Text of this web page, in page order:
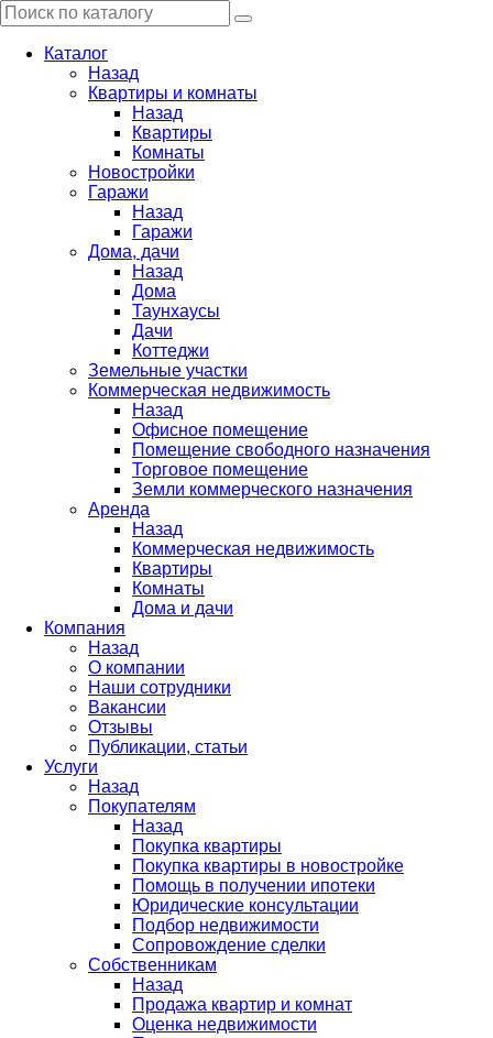
Каталог
Назад
Квартиры и комнаты
Назад
Квартиры
Комнаты
Новостройки
Гаражи
Назад
Гаражи
Дома, дачи
Назад
Дома
Таунхаусы
Дачи
Коттеджи
Земельные участки
Коммерческая недвижимость
Назад
Офисное помещение
Помещение свободного назначения
Торговое помещение
Земли коммерческого назначения
Аренда
Назад
Коммерческая недвижимость
Квартиры
Комнаты
Дома и дачи
Компания
Назад
О компании
Наши сотрудники
Вакансии
Отзывы
Публикации, статьи
Услуги
Назад
Покупателям
Назад
Покупка квартиры
Покупка квартиры в новостройке
Помощь в получении ипотеки
Юридические консультации
Подбор недвижимости
Сопровождение сделки
Собственникам
Назад
Продажа квартир и комнат
Оценка недвижимости